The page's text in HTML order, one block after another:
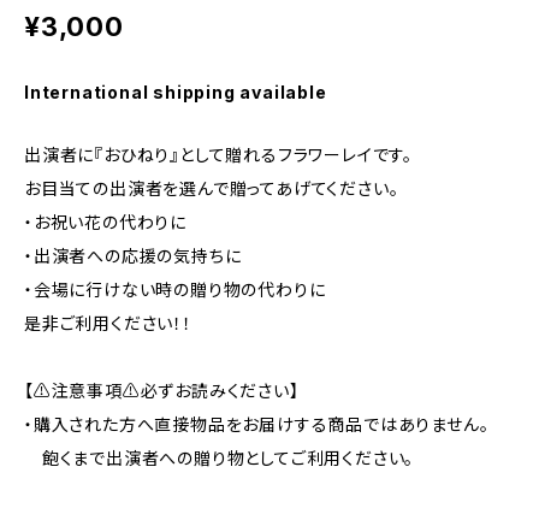
¥3,000
International shipping available
出演者に『おひねり』として贈れるフラワーレイです。
お目当ての出演者を選んで贈ってあげてください。
・お祝い花の代わりに
・出演者への応援の気持ちに
・会場に行けない時の贈り物の代わりに
是非ご利用ください！！
【⚠️注意事項⚠️必ずお読みください】
・購入された方へ直接物品をお届けする商品ではありません。
飽くまで出演者への贈り物としてご利用ください。